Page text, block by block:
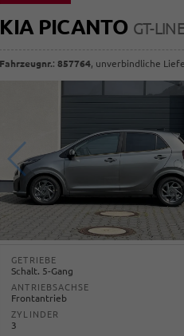
KIA PICANTO GT-
Fahrzeugnr.:857764, unverbindliche
GETRIEBE
Schalt. 5-Gang
ANTRIEBSACHSE
Frontantrieb
ZYLINDER
3